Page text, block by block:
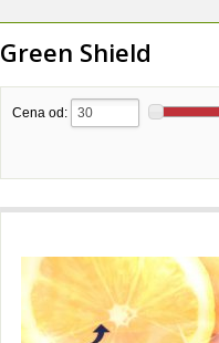
Green Shield
Cena od: